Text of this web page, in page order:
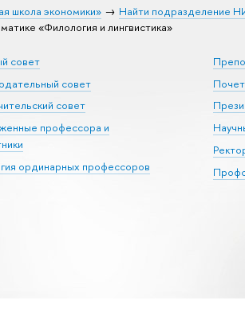
школа экономики» Найти подразделение
«Филология и лингвистика»
совет
совет
совет
профессора и
ординарных профессоров